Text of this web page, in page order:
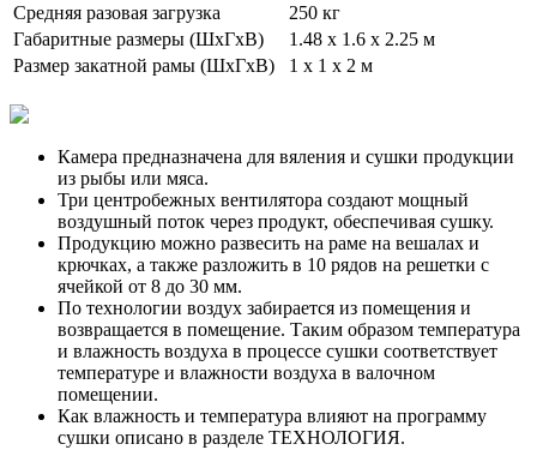
Средняя разовая загрузка
250 кг
Габаритные размеры (ШхГхВ)
1.48 x 1.6 x 2.25 м
Размер закатной рамы (ШхГхВ)
1 х 1 х 2 м
Камера предназначена для вяления и сушки продукции
из рыбы или мяса.
Три центробежных вентилятора создают мощный
воздушный поток через продукт, обеспечивая сушку.
Продукцию можно развесить на раме на вешалах и
крючках, а также разложить в 10 рядов на решетки с
ячейкой от 8 до 30 мм.
По технологии воздух забирается из помещения и
возвращается в помещение. Таким образом температура
и влажность воздуха в процессе сушки соответствует
температуре и влажности воздуха в валочном
помещении.
Как влажность и температура влияют на программу
сушки описано в разделе ТЕХНОЛОГИЯ.